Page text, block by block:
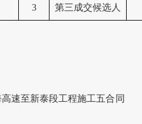
3 第三成交候选人
速至新泰段工程施工五合同